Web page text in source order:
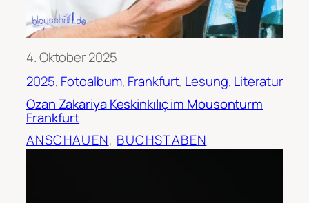
4. Oktober 2025
2025, Fotoalbum, Frankfurt, Lesung, Literatur
Ozan Zakariya Keskinkılıç im Mousonturm
Frankfurt
ANSCHAUEN, BUCHSTABEN